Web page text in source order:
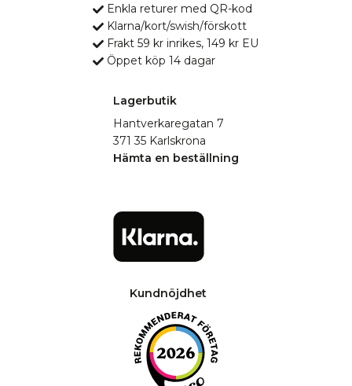
Enkla returer med QR-kod
Klarna/kort/swish/förskott
Frakt 59 kr inrikes, 149 kr EU
Öppet köp 14 dagar
Lagerbutik
Hantverkaregatan 7
371 35 Karlskrona
Hämta en beställning
Kundnöjdhet